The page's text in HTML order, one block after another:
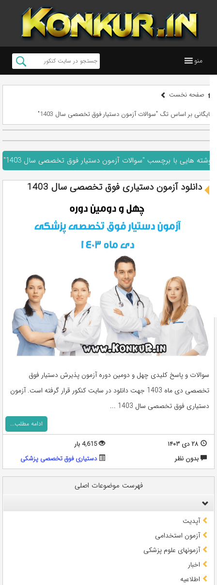
منو
صفحه نخست
بایگانی بر اساس تگ "سوالات آزمون دستیار فوق تخصصی سال 1403"
نوشته هایی با برچسب "سوالات آزمون دستیار فوق تخصصی سال 1403"
دانلود آزمون دستیاری فوق تخصصی سال 1403
سوالات و پاسخ کلیدی چهل و دومین دوره آزمون پذیرش دستیار فوق
تخصصی دی ماه 1403 جهت دانلود در سایت کنکور قرار گرفته است. آزمون
دستیاری فوق تخصصی سال 1403 ...
ادامه مطلب...
۲۸ دی ۱۴۰۳
4,615 بار
بدون نظر
دستیاری فوق تخصصی پزشکی
فهرست موضوعات اصلی
آپدیت
آزمون استخدامی
آزمونهای علوم پزشکی
اخبار
اطلاعیه